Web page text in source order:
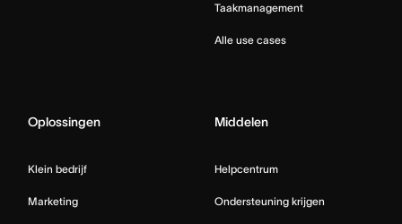
Taakmanagement
Alle use cases
Oplossingen
Klein bedrijf
Marketing
Middelen
Helpcentrum
Ondersteuning krijgen